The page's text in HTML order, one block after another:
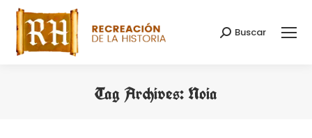
Search:
Buscar
Tag Archives: Noia